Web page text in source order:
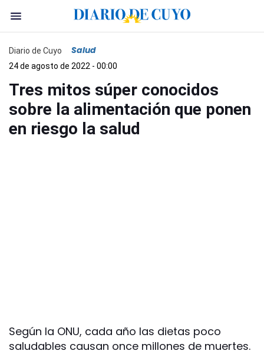
Diario de Cuyo Salud
24 de agosto de 2022 - 00:00
Tres mitos súper conocidos
sobre la alimentación que ponen
en riesgo la salud
Según la ONU, cada año las dietas poco
saludables causan once millones de muertes.